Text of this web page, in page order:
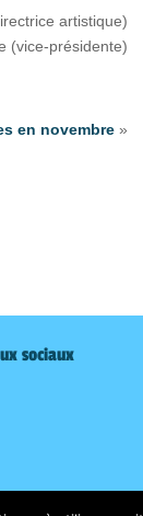
artistique)
(vice-présidente)
en novembre »
sociaux